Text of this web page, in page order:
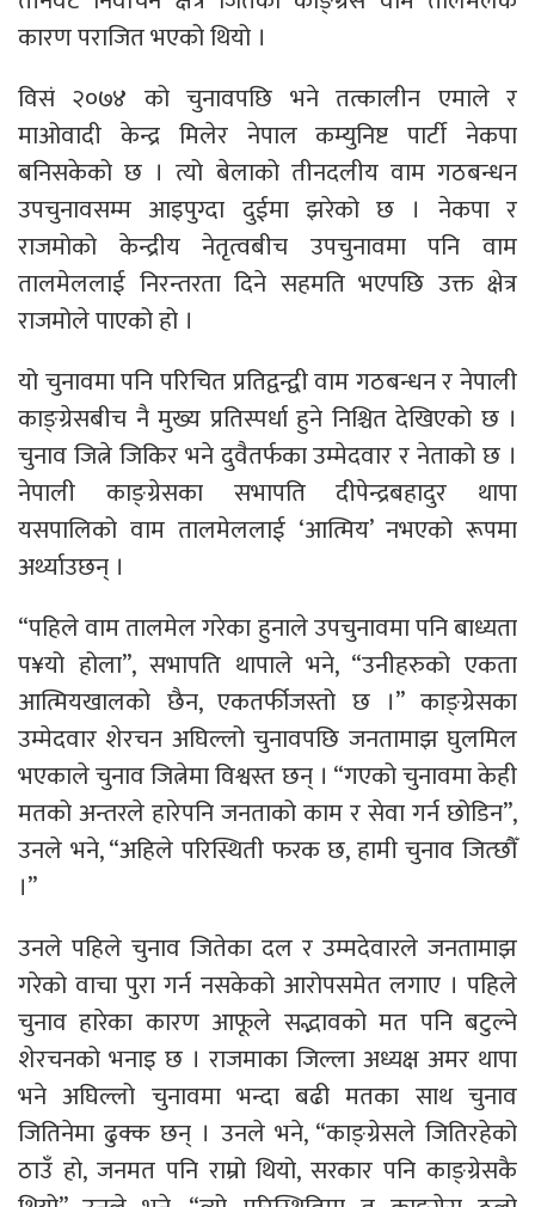
कारण पराजित भएको थियो ।
विसं २०७४ को चुनावपछि भने तत्कालीन एमाले र
माओवादी केन्द्र मिलेर नेपाल कम्युनिष्ट पार्टी नेकपा
बनिसकेको छ । त्यो बेलाको तीनदलीय वाम गठबन्धन
उपचुनावसम्म आइपुग्दा दुईमा झरेको छ । नेकपा र
राजमोको केन्द्रीय नेतृत्वबीच उपचुनावमा पनि वाम
तालमेललाई निरन्तरता दिने सहमति भएपछि उक्त क्षेत्र
राजमोले पाएको हो ।
यो चुनावमा पनि परिचित प्रतिद्वन्द्वी वाम गठबन्धन र नेपाली
काङ्ग्रेसबीच नै मुख्य प्रतिस्पर्धा हुने निश्चित देखिएको छ ।
चुनाव जित्ने जिकिर भने दुवैतर्फका उम्मेदवार र नेताको छ ।
नेपाली काङ्ग्रेसका सभापति दीपेन्द्रबहादुर थापा
यसपालिको वाम तालमेललाई ‘आत्मिय’ नभएको रूपमा
अर्थ्याउछन् ।
“पहिले वाम तालमेल गरेका हुनाले उपचुनावमा पनि बाध्यता
प¥यो होला”, सभापति थापाले भने, “उनीहरुको एकता
आत्मियखालको छैन, एकतर्फीजस्तो छ ।” काङ्ग्रेसका
उम्मेदवार शेरचन अघिल्लो चुनावपछि जनतामाझ घुलमिल
भएकाले चुनाव जित्नेमा विश्वस्त छन् । “गएको चुनावमा केही
मतको अन्तरले हारेपनि जनताको काम र सेवा गर्न छोडिन”,
उनले भने, “अहिले परिस्थिती फरक छ, हामी चुनाव जित्छौँ
।”
उनले पहिले चुनाव जितेका दल र उम्मदेवारले जनतामाझ
गरेको वाचा पुरा गर्न नसकेको आरोपसमेत लगाए । पहिले
चुनाव हारेका कारण आफूले सद्भावको मत पनि बटुल्ने
शेरचनको भनाइ छ । राजमाका जिल्ला अध्यक्ष अमर थापा
भने अघिल्लो चुनावमा भन्दा बढी मतका साथ चुनाव
जितिनेमा ढुक्क छन् । उनले भने, “काङ्ग्रेसले जितिरहेको
ठाउँ हो, जनमत पनि राम्रो थियो, सरकार पनि काङ्ग्रेसकै